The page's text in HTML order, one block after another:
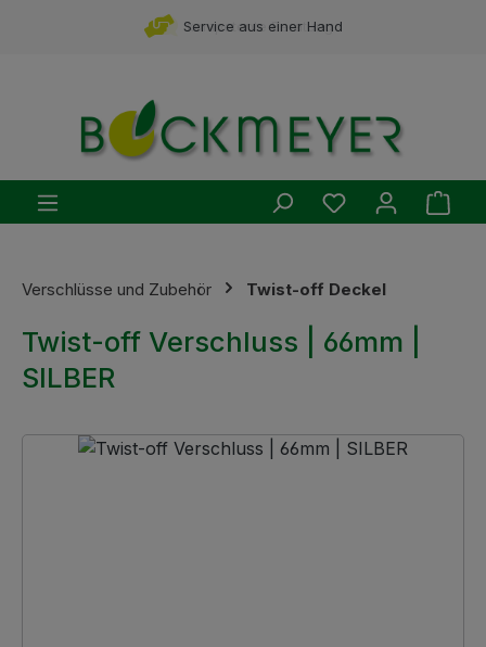
Zum Hauptinhalt springenService aus einer Hand
Du hast 0
Verschlüsse und Zubehör Twist-off Deckel
Twist-off Verschluss | 66mm |
SILBER
Bildergalerie überspringen